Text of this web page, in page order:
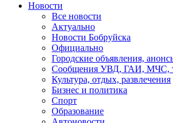
Новости
Все новости
Актуально
Новости Бобруйска
Официально
Городские объявления,
Сообщения УВД, ГАИ, МЧС,
Культура, отдых, развлечения
Бизнес и политика
Спорт
Образование